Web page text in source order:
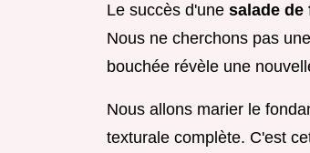
Le succès d'une salade
Nous ne cherchons pas
bouchée révèle une
Nous allons marier le
texturale complète. C'est